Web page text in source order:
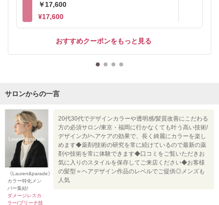
￥17,600
¥17,600
おすすめクーポンをもっと見る
サロンからの一言
《Lauren&parade》
カラー特化メン
バー集結!
ダメージレスカ
ラー/ブリーチ技
20代30代でデザインカラーや透明感/髪質改善にこだわる
方の必須サロン/東京・福岡に行かなくても叶う高い技術/
デザイン力/ヘアケアの効果で、長く綺麗にカラーを楽し
めます◆薬剤/技術の研究を常に続けているので最新の薬
剤や技術を常に体験できます◆口コミをご覧いただきお
気に入りのスタイルを保存してご来店ください◆お客様
の髪型＝ヘアデザイン作品のレベルでご提供◎メンズも
人気